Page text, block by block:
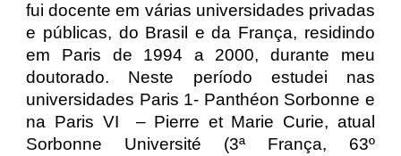
fui docente em várias universidades privadas
e públicas, do Brasil e da França, residindo
em Paris de 1994 a 2000, durante meu
doutorado. Neste período estudei nas
universidades Paris 1- Panthéon Sorbonne e
na Paris VI – Pierre et Marie Curie, atual
Sorbonne Université (3ª França, 63º